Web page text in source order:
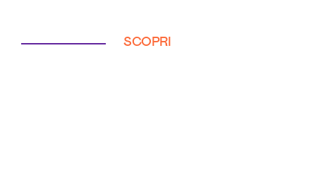
SCOPRI